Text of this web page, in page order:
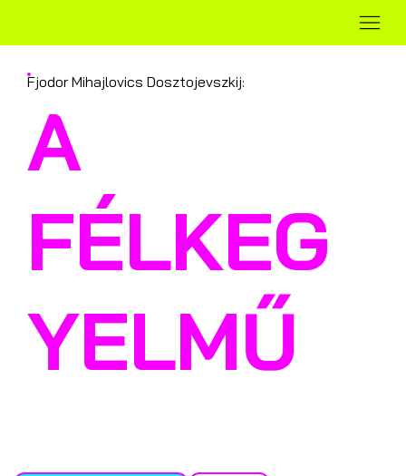
Fjodor Mihajlovics Dosztojevszkij:
A
FÉLKEG
YELMŰ